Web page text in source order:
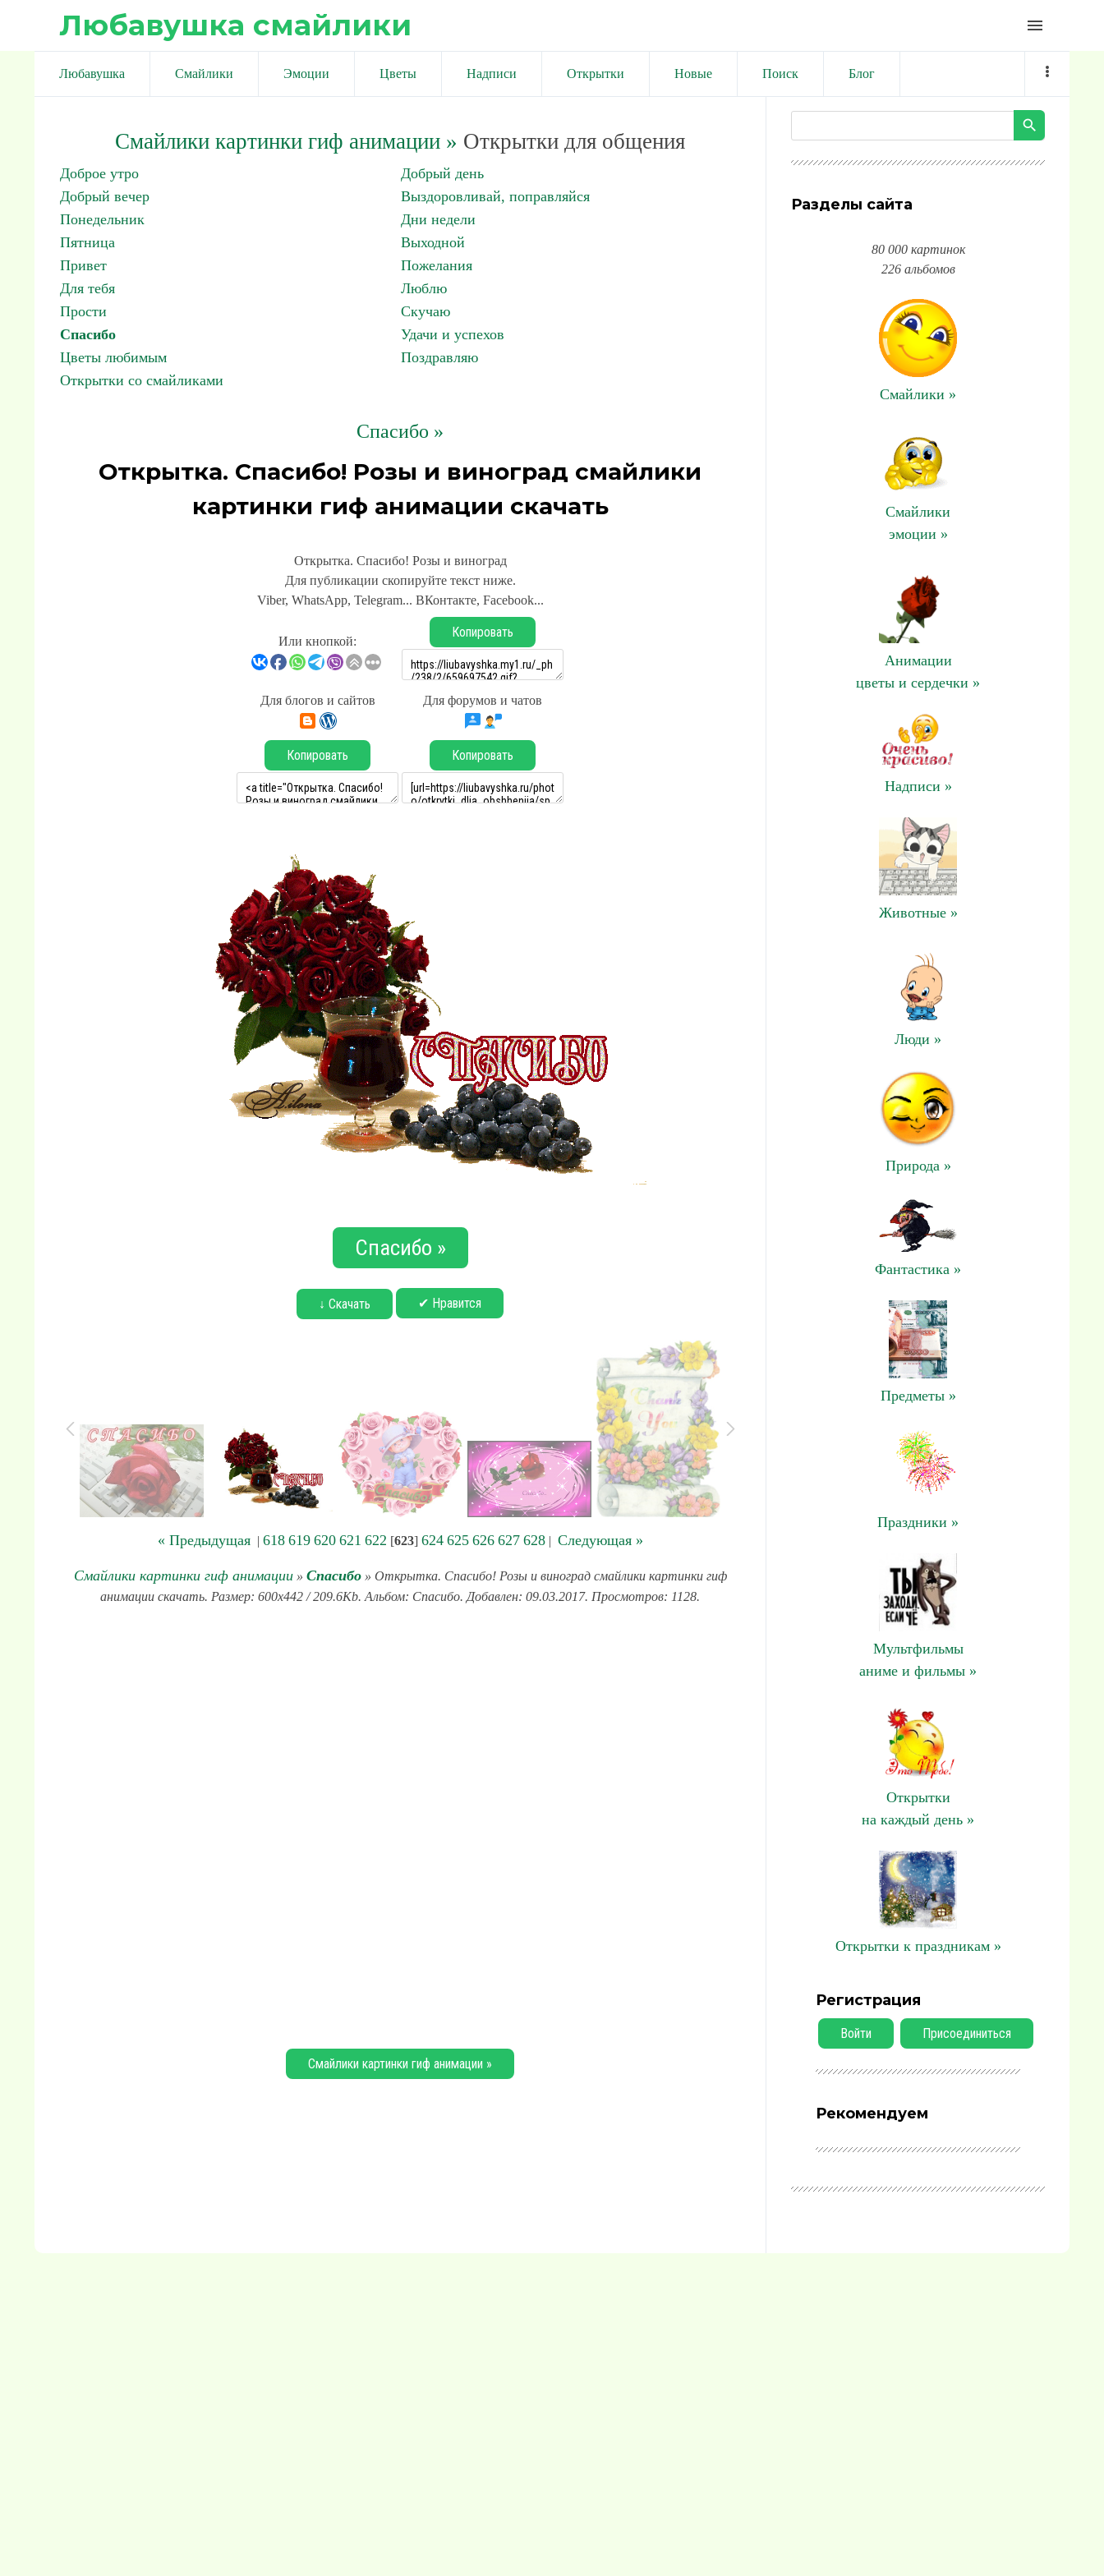
Любавушка смайлики menu
Любавушка Смайлики Эмоции Цветы Надписи Открытки Новые Поиск Блог
Смайлики картинки гиф анимации » Открытки для общения
Доброе утро
Добрый день
Добрый вечер
Выздоровливай, поправляйся
Понедельник
Дни недели
Пятница
Выходной
Привет
Пожелания
Для тебя
Люблю
Прости
Скучаю
Спасибо
Удачи и успехов
Цветы любимым
Поздравляю
Открытки со смайликами
Спасибо »
Открытка. Спасибо! Розы и виноград смайлики
картинки гиф анимации скачать
Открытка. Спасибо! Розы и виноград
Для публикации скопируйте текст ниже.
Viber, WhatsApp, Telegram... ВКонтакте, Facebook...
Или кнопкой:
Копировать
Для блогов и сайтов Для форумов и чатов
Копировать Копировать
Спасибо »
↓ Скачать ✔ Нравится
« Предыдущая| 618 619 620 621 622 [623] 624 625 626 627 628| Следующая »
Смайлики картинки гиф анимации» Спасибо» Открытка. Спасибо! Розы и виноград смайлики картинки гиф
анимации скачать. Размер: 600x442 / 209.6Kb. Альбом: Спасибо. Добавлен: 09.03.2017. Просмотров: 1128.
Смайлики картинки гиф анимации »
Разделы сайта
80 000 картинок
226 альбомов
Смайлики »
Смайлики
эмоции »
Анимации
цветы и сердечки »
Надписи »
Животные »
Люди »
Природа »
Фантастика »
Предметы »
Праздники »
Мультфильмы
аниме и фильмы »
Открытки
на каждый день »
Открытки к праздникам »
Регистрация
Войти Присоединиться
Рекомендуем